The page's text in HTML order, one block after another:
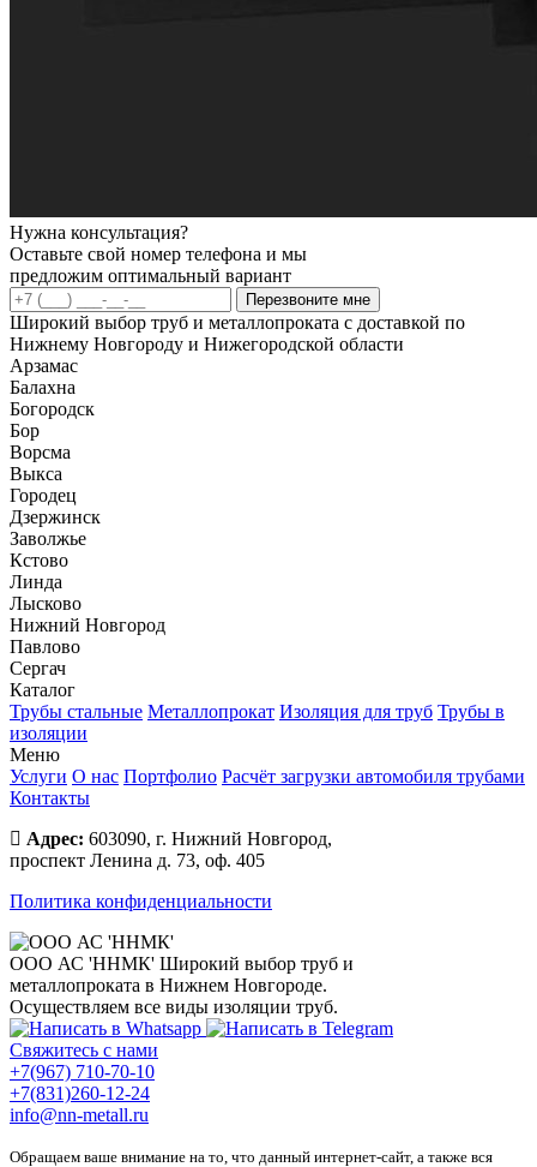
Нужна консультация?
Оставьте свой номер телефона и мы
предложим оптимальный вариант
Перезвоните мне
Широкий выбор труб и металлопроката с доставкой по
Нижнему Новгороду и Нижегородской области
Арзамас
Балахна
Богородск
Бор
Ворсма
Выкса
Городец
Дзержинск
Заволжье
Кстово
Линда
Лысково
Нижний Новгород
Павлово
Сергач
Каталог
Трубы стальные Металлопрокат Изоляция для труб Трубы в
изоляции
Меню
Услуги О нас Портфолио Расчёт загрузки автомобиля трубами
Контакты
Адрес: 603090, г. Нижний Новгород,
проспект Ленина д. 73, оф. 405
Политика конфиденциальности
ООО АС 'ННМК' Широкий выбор труб и
металлопроката в Нижнем Новгороде.
Осуществляем все виды изоляции труб.
Свяжитесь с нами
+7(967) 710-70-10
+7(831)260-12-24
info@nn-metall.ru
Обращаем ваше внимание на то, что данный интернет-сайт, а также вся